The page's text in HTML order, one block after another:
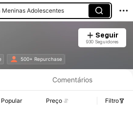
Meninas Adolescentes
Seguir
930 Seguidores
500+ Repurchase
de Preço, Vendas e Detalhes de Stock.
Comentários
Preço Filtro